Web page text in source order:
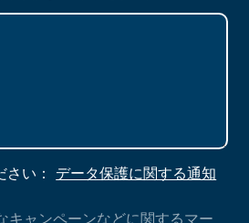
さい： データ保護に関する通知
キャンペーンなどに関するマー